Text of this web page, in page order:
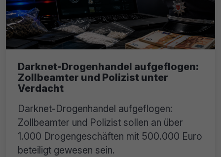
Darknet-Drogenhandel aufgeflogen:
Zollbeamter und Polizist unter
Verdacht
Darknet-Drogenhandel aufgeflogen:
Zollbeamter und Polizist sollen an über
1.000 Drogengeschäften mit 500.000 Euro
beteiligt gewesen sein.